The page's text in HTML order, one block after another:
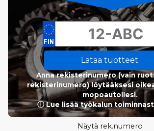
Lataa tuotteet
Anna rekisterinumero (vain
rekisterinumero) löytääksesi
mopoautollesi.
ⓘ Lue lisää työkalun
Näytä rek.numero